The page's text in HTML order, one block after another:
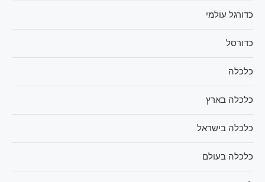
כדורגל עולמי
כדורסל
כלכלה
כלכלה בארץ
כלכלה בישראל
כלכלה בעולם